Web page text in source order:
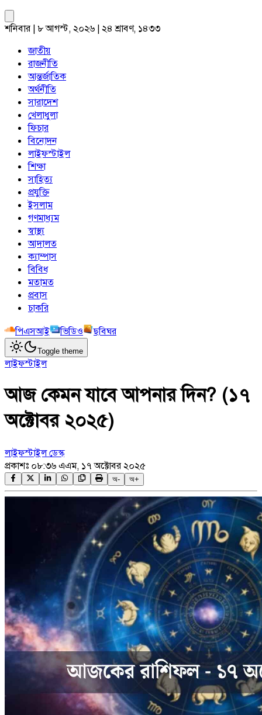
শনিবার | ৮ আগস্ট, ২০২৬ | ২৪ শ্রাবণ, ১৪৩৩
জাতীয়
রাজনীতি
আন্তর্জাতিক
অর্থনীতি
সারাদেশ
খেলাধুলা
ফিচার
বিনোদন
লাইফস্টাইল
শিক্ষা
সাহিত্য
প্রযুক্তি
ইসলাম
গণমাধ্যম
স্বাস্থ্য
আদালত
ক্যাম্পাস
বিবিধ
মতামত
প্রবাস
চাকরি
পিএসআই
ভিডিও ছবিঘর
Toggle theme
লাইফস্টাইল
আজ কেমন যাবে আপনার দিন? (১৭
অক্টোবর ২০২৫)
লাইফস্টাইল ডেস্ক
প্রকাশঃ ০৮:৩৬ এএম, ১৭ অক্টোবর ২০২৫
অ- অ+